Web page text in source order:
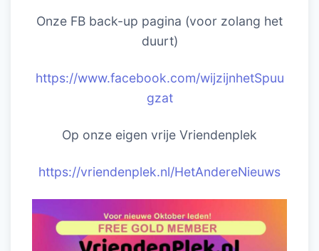
Onze FB back-up pagina (voor zolang het
duurt)
https://www.facebook.com/wijzijnhetSpuu
gzat
Op onze eigen vrije Vriendenplek
https://vriendenplek.nl/HetAndereNieuws